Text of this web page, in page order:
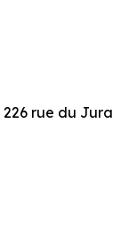
226 rue du Jura